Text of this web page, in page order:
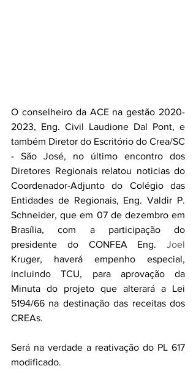
O conselheiro da ACE na gestão 2020-
2023, Eng. Civil Laudione Dal Pont, e
também Diretor do Escritório do Crea/SC
- São José, no último encontro dos
Diretores Regionais relatou noticias do
Coordenador-Adjunto do Colégio das
Entidades de Regionais, Eng. Valdir P.
Schneider, que em 07 de dezembro em
Brasília, com a participação do
presidente do CONFEA Eng.
Kruger, haverá empenho especial,
incluindo TCU, para aprovação da
Minuta do projeto que alterará a Lei
5194/66 na destinação das receitas dos
CREAs.
Será na verdade a reativação do PL 617
modificado.